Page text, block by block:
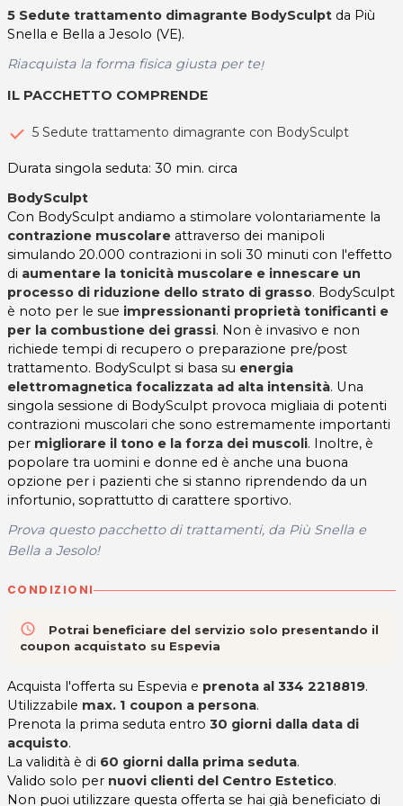
5 Sedute trattamento dimagrante BodySculpt da Più
Snella e Bella a Jesolo (VE).
Riacquista la forma fisica giusta per te!
IL PACCHETTO COMPRENDE
5 Sedute trattamento dimagrante con BodySculpt
Durata singola seduta: 30 min. circa
BodySculpt
Con BodySculpt andiamo a stimolare volontariamente la
contrazione muscolare attraverso dei manipoli
simulando 20.000 contrazioni in soli 30 minuti con l'effetto
di aumentare la tonicità muscolare e innescare un
processo di riduzione dello strato di grasso. BodySculpt
è noto per le sue impressionanti proprietà tonificanti e
per la combustione dei grassi. Non è invasivo e non
richiede tempi di recupero o preparazione pre/post
trattamento. BodySculpt si basa su energia
elettromagnetica focalizzata ad alta intensità. Una
singola sessione di BodySculpt provoca migliaia di potenti
contrazioni muscolari che sono estremamente importanti
per migliorare il tono e la forza dei muscoli. Inoltre, è
popolare tra uomini e donne ed è anche una buona
opzione per i pazienti che si stanno riprendendo da un
infortunio, soprattutto di carattere sportivo.
Prova questo pacchetto di trattamenti, da Più Snella e
Bella a Jesolo!
CONDIZIONI
access_time
Potrai beneficiare del servizio solo presentando il
coupon acquistato su Espevia
Acquista l'offerta su Espevia e prenota al 334 2218819.
Utilizzabile max. 1 coupon a persona.
Prenota la prima seduta entro 30 giorni dalla data di
acquisto.
La validità è di 60 giorni dalla prima seduta.
Valido solo per nuovi clienti del Centro Estetico.
Non puoi utilizzare questa offerta se hai già beneficiato di